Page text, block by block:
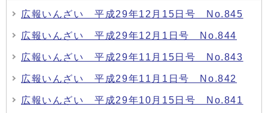
広報いんざい 平成29年12月15日号 No.845
広報いんざい 平成29年12月1日号 No.844
広報いんざい 平成29年11月15日号 No.843
広報いんざい 平成29年11月1日号 No.842
広報いんざい 平成29年10月15日号 No.841